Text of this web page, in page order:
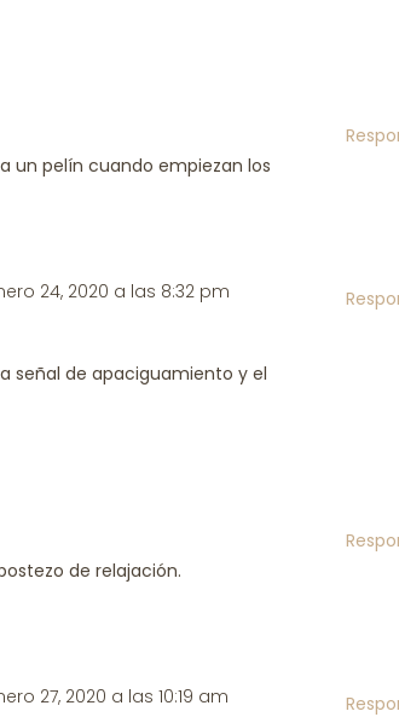
un pelín cuando empiezan los
24, 2020 a las 8:32 pm
señal de apaciguamiento y el
de relajación.
27, 2020 a las 10:19 am